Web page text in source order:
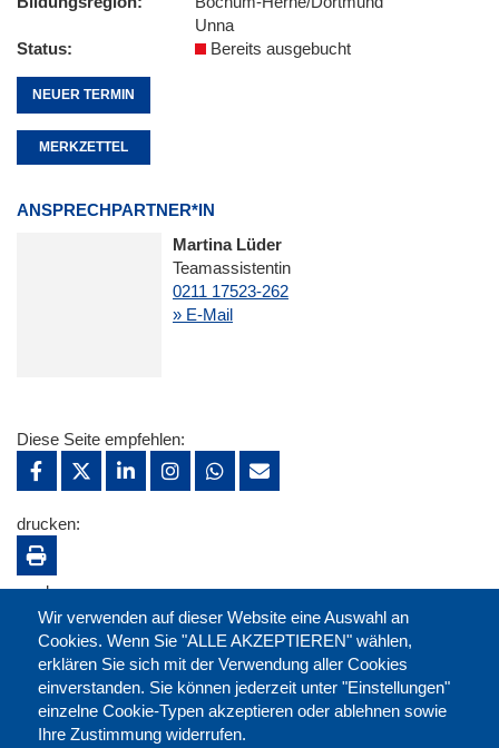
Unna
Status
Bereits ausgebucht
NEUER TERMIN
MERKZETTEL
ANSPRECHPARTNER*IN
Martina Lüder
Teamassistentin
0211 17523-262
» E-Mail
Wir verwenden auf dieser Website eine Auswahl an
Cookies. Wenn Sie "ALLE AKZEPTIEREN" wählen,
erklären Sie sich mit der Verwendung aller Cookies
einverstanden. Sie können jederzeit unter "Einstellungen"
einzelne Cookie-Typen akzeptieren oder ablehnen sowie
Ihre Zustimmung widerrufen.
Diese Seite empfehlen:
drucken:
merken: